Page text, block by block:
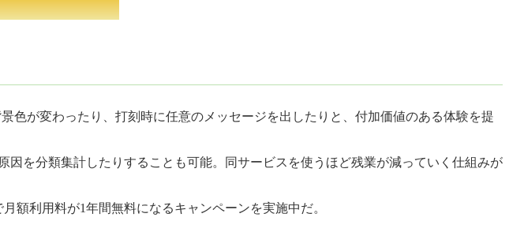
色が変わったり、打刻時に任意のメッセージを出したりと、付加価値のある体験を提
を分類集計したりすることも可能。同サービスを使うほど残業が減っていく仕組みが
額利用料が1年間無料になるキャンペーンを実施中だ。